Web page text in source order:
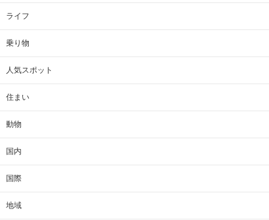
ライフ
乗り物
人気スポット
住まい
動物
国内
国際
地域